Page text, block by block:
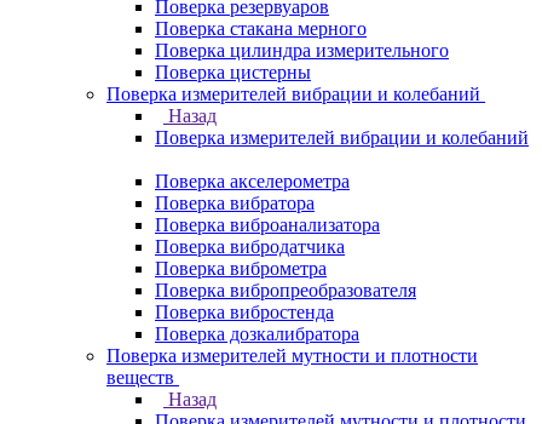
Поверка резервуаров
Поверка стакана мерного
Поверка цилиндра измерительного
Поверка цистерны
Поверка измерителей вибрации и колебаний
Назад
Поверка измерителей вибрации и колебаний
Поверка акселерометра
Поверка вибратора
Поверка виброанализатора
Поверка вибродатчика
Поверка виброметра
Поверка вибропреобразователя
Поверка вибростенда
Поверка дозкалибратора
Поверка измерителей мутности и плотности
веществ
Назад